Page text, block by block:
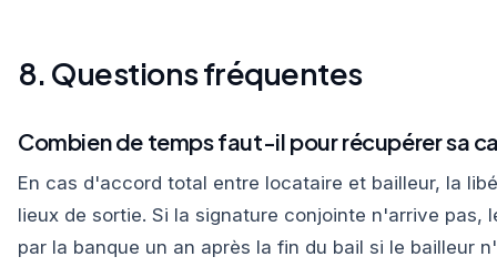
8. Questions fréquentes
Combien de temps faut-il pour récupérer sa
En cas d'accord total entre locataire et bailleur, la
lieux de sortie. Si la signature conjointe n'arrive
par la banque un an après la fin du bail si le bailleur